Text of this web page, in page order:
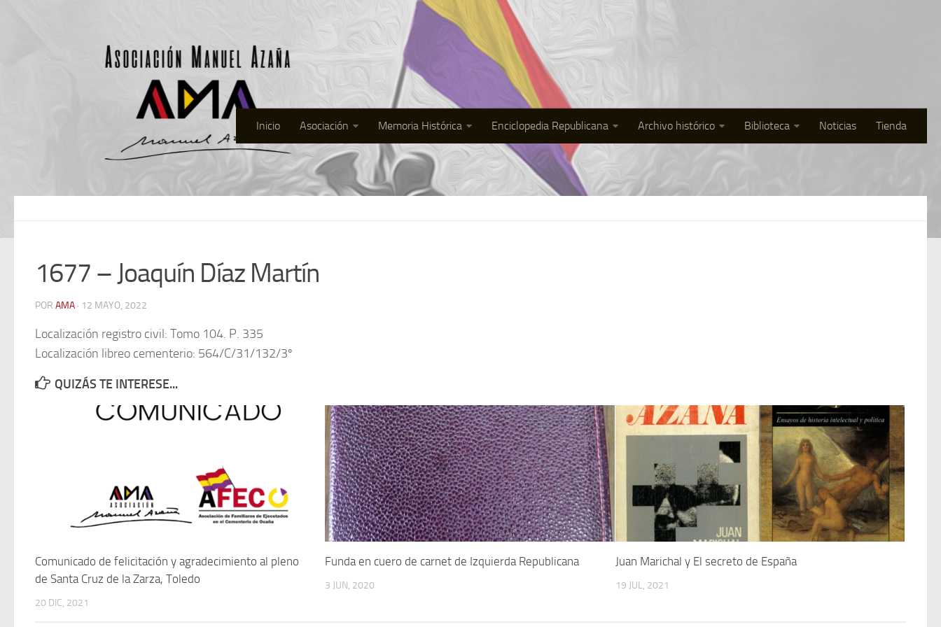
Inicio Asociación Memoria Histórica Enciclopedia Republicana Archivo histórico Biblioteca Noticias Tienda
1677 – Joaquín Díaz Martín
POR AMA · 12 MAYO, 2022
Localización registro civil: Tomo 104. P. 335
Localización libreo cementerio: 564/C/31/132/3º
QUIZÁS TE INTERESE...
Comunicado de felicitación y agradecimiento al pleno
de Santa Cruz de la Zarza, Toledo
20 DIC, 2021
Funda en cuero de carnet de Izquierda Republicana
3 JUN, 2020
Juan Marichal y El secreto de España
19 JUL, 2021